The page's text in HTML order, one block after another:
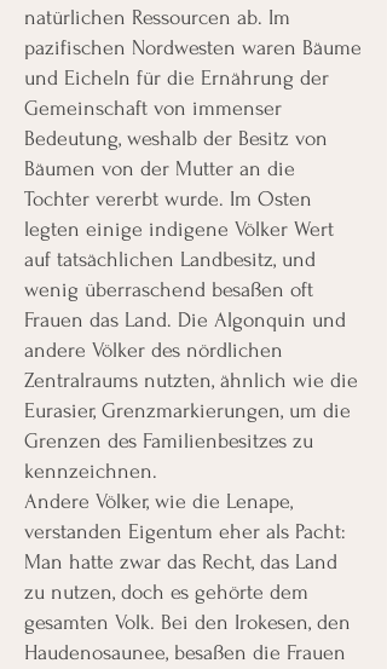
natürlichen Ressourcen ab. Im
pazifischen Nordwesten waren Bäume
und Eicheln für die Ernährung der
Gemeinschaft von immenser
Bedeutung, weshalb der Besitz von
Bäumen von der Mutter an die
Tochter vererbt wurde. Im Osten
legten einige indigene Völker Wert
auf tatsächlichen Landbesitz, und
wenig überraschend besaßen oft
Frauen das Land. Die Algonquin und
andere Völker des nördlichen
Zentralraums nutzten, ähnlich wie die
Eurasier, Grenzmarkierungen, um die
Grenzen des Familienbesitzes zu
kennzeichnen.
Andere Völker, wie die Lenape,
verstanden Eigentum eher als Pacht:
Man hatte zwar das Recht, das Land
zu nutzen, doch es gehörte dem
gesamten Volk. Bei den Irokesen, den
Haudenosaunee, besaßen die Frauen